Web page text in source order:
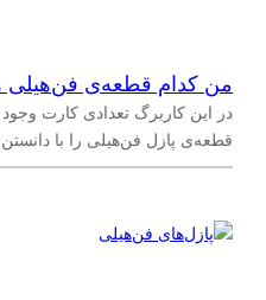
من کدام قطعه‌ی فن‌هیلی
در این کاربرگ تعدادی کارت وجود
قطعه‌ی پازل فن‌هیلی را با